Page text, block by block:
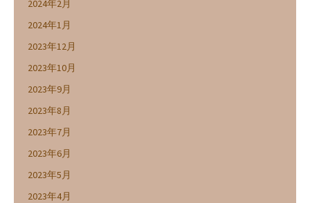
2024年2月
2024年1月
2023年12月
2023年10月
2023年9月
2023年8月
2023年7月
2023年6月
2023年5月
2023年4月